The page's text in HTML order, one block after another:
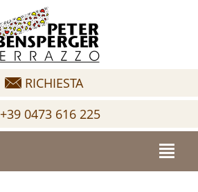
RICHIESTA
+39 0473 616 225